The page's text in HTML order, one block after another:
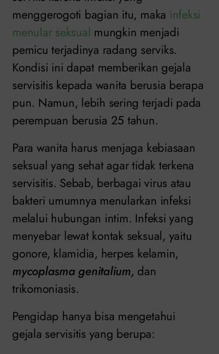
menggerogoti bagian itu, maka infeksi
menular seksual mungkin menjadi
pemicu terjadinya radang serviks.
Kondisi ini dapat memberikan gejala
servisitis kepada wanita berusia berapa
pun. Namun, lebih sering terjadi pada
perempuan berusia 25 tahun.
Para wanita harus menjaga kebiasaan
seksual yang sehat agar tidak terkena
servisitis. Sebab, berbagai virus atau
bakteri umumnya menularkan infeksi
melalui hubungan intim. Infeksi yang
menyebar lewat kontak seksual, yaitu
gonore, klamidia, herpes kelamin,
mycoplasma genitalium, dan
trikomoniasis.
Pengidap hanya bisa mengetahui
gejala servisitis yang berupa: